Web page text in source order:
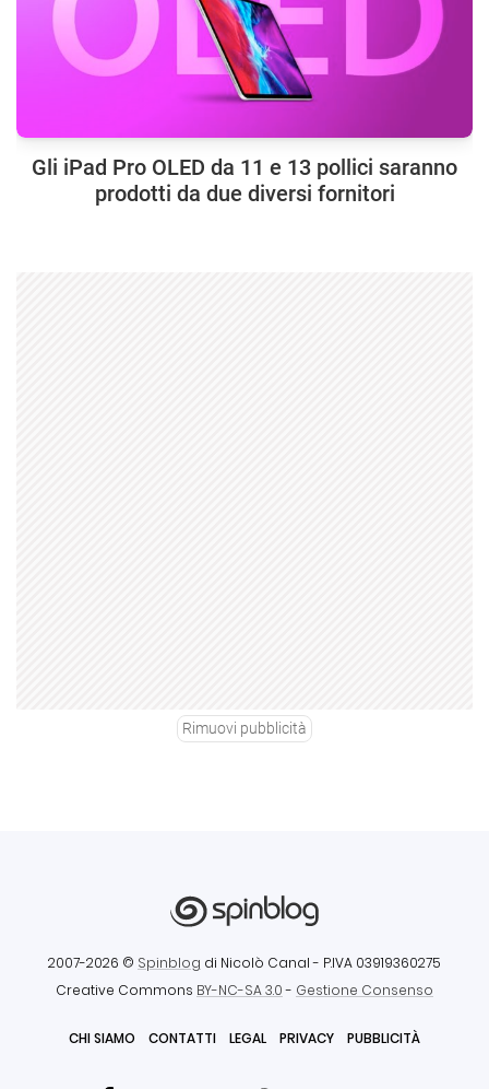
Gli iPad Pro OLED da 11 e 13 pollici saranno
prodotti da due diversi fornitori
Rimuovi pubblicità
2007-2026 © Spinblog di Nicolò Canal - P.IVA 03919360275
Creative Commons BY-NC-SA 3.0- Gestione Consenso
CHI SIAMO CONTATTI LEGAL PRIVACY PUBBLICITÀ